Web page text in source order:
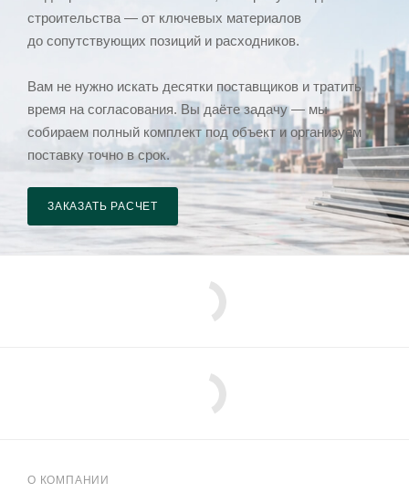
строительства — от ключевых материалов
до сопутствующих позиций и расходников.
Вам не нужно искать десятки поставщиков и тратить
время на согласования. Вы даёте задачу — мы
собираем полный комплект под объект и организуем
поставку точно в срок.
ЗАКАЗАТЬ РАСЧЕТ
О КОМПАНИИ